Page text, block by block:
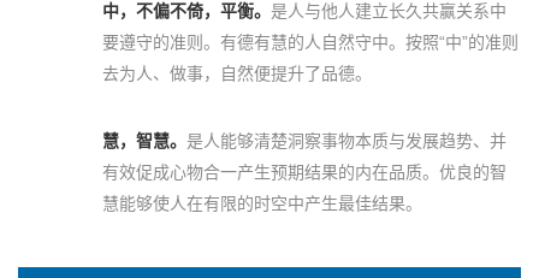
中，不偏不倚，平衡。 是人与他人建立长久共赢关系中
要遵守的准则。有德有慧的人自然守中。按照“中”的准则
去为人、做事，自然便提升了品德。
慧，智慧。 是人能够清楚洞察事物本质与发展趋势、并
有效促成心物合一产生预期结果的内在品质。优良的智
慧能够使人在有限的时空中产生最佳结果。